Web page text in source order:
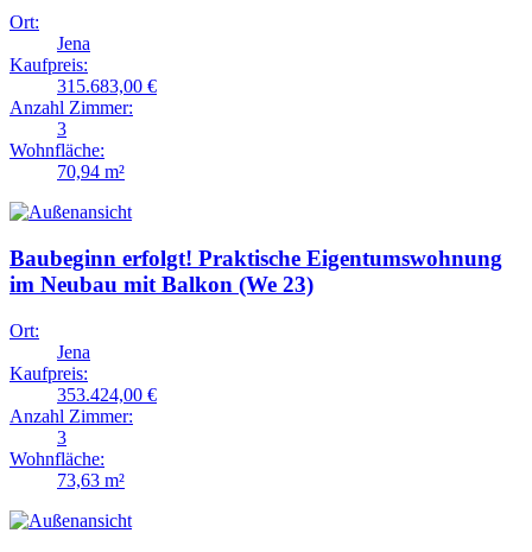
Ort:
Jena
Kaufpreis:
315.683,00 €
Anzahl Zimmer:
3
Wohnfläche:
70,94 m²
Baubeginn erfolgt! Praktische Eigentumswohnung
im Neubau mit Balkon (We 23)
Ort:
Jena
Kaufpreis:
353.424,00 €
Anzahl Zimmer:
3
Wohnfläche:
73,63 m²